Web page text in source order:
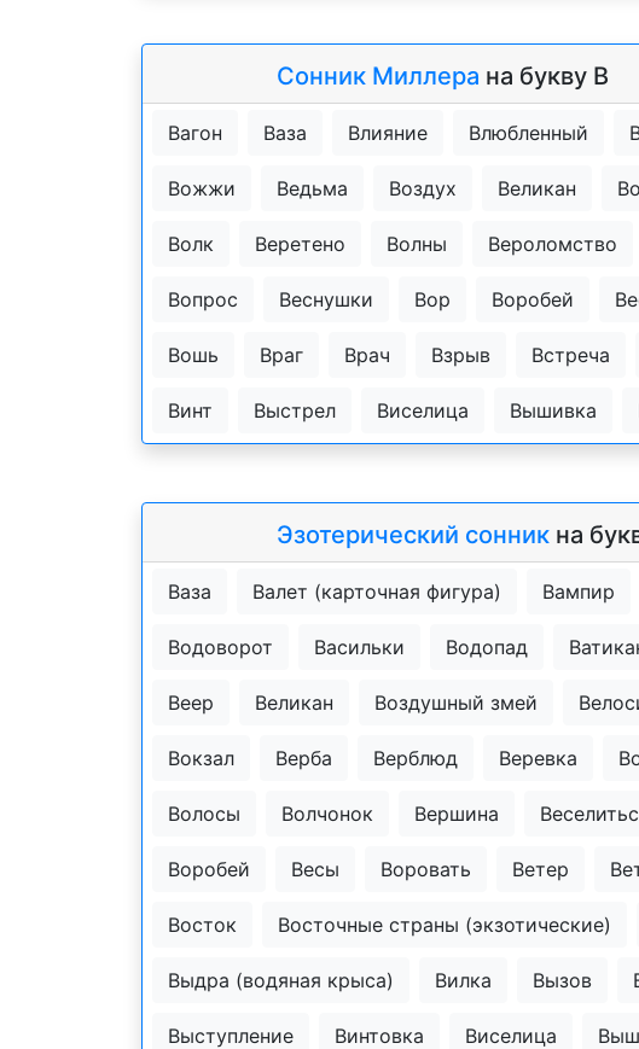
Сонник Миллера на букву В
Вагон Ваза Влияние Влюбленный
Вожжи Ведьма Воздух Великан
Волк Веретено Волны Вероломство
Вопрос Веснушки Вор Воробей
Вошь Враг Врач Взрыв Встреча
Винт Выстрел Виселица Вышивка
Эзотерический сонник на
Ваза Валет (карточная фигура) Вампир
Водоворот Васильки Водопад
Веер Великан Воздушный змей
Вокзал Верба Верблюд Веревка
Волосы Волчонок Вершина
Воробей Весы Воровать Ветер
Восток Восточные страны (экзотические)
Выдра (водяная крыса) Вилка Вызов
Выступление Винтовка Виселица